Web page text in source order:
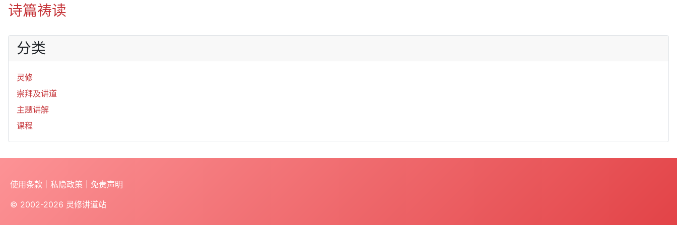
诗篇祷读
分类
灵修
崇拜及讲道
主题讲解
课程
使用条款 私隐政策
免责声明
© 2002-2026 灵修讲道站